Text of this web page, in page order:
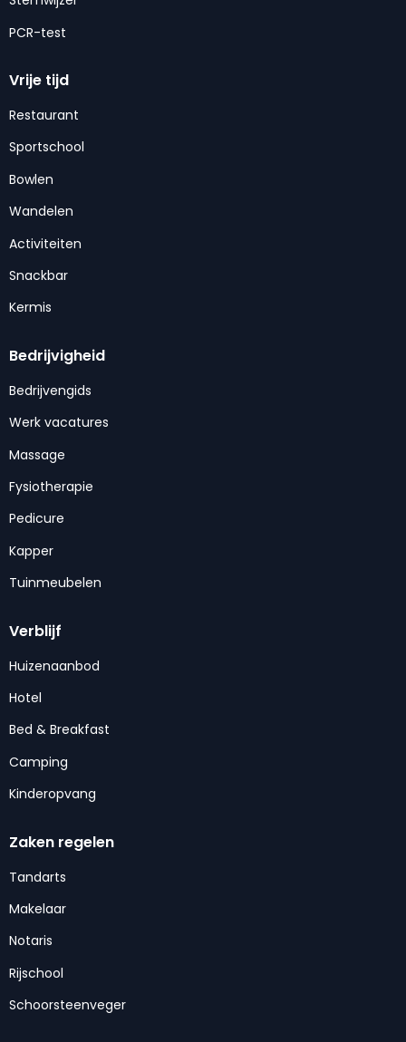
PCR-test
Vrije tijd
Restaurant
Sportschool
Bowlen
Wandelen
Activiteiten
Snackbar
Kermis
Bedrijvigheid
Bedrijvengids
Werk vacatures
Massage
Fysiotherapie
Pedicure
Kapper
Tuinmeubelen
Verblijf
Huizenaanbod
Hotel
Bed & Breakfast
Camping
Kinderopvang
Zaken regelen
Tandarts
Makelaar
Notaris
Rijschool
Schoorsteenveger